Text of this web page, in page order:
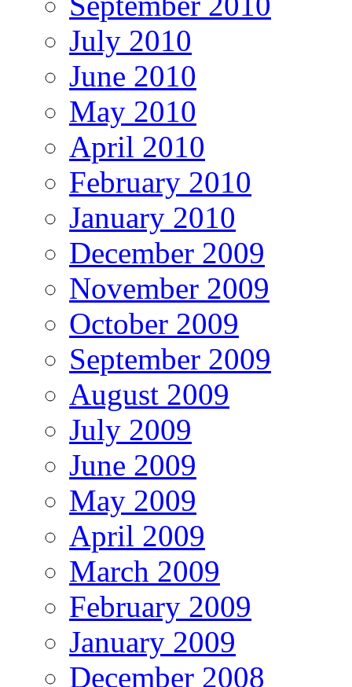
July 2010
June 2010
May 2010
April 2010
February 2010
January 2010
December 2009
November 2009
October 2009
September 2009
August 2009
July 2009
June 2009
May 2009
April 2009
March 2009
February 2009
January 2009
December 2008